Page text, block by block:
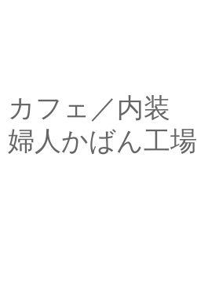
カフェ／内装
婦人かばん工場